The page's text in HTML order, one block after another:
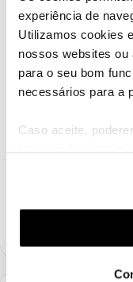
experiência de
Utilizamos cookies
nossos websites ou
para o seu bom
necessários para a
Caso aceite,
funcionalidades
funcionalidade) e
(cookies de
utilização dos
Na sua Área de
C 2 pessoas